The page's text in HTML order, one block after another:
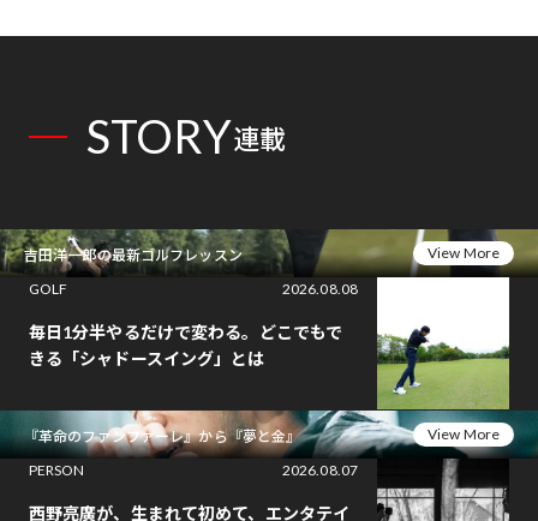
STORY連載
吉田洋一郎の最新ゴルフレッスン
View More
GOLF
2026.08.08
毎日1分半やるだけで変わる。どこでもで
きる「シャドースイング」とは
『革命のファンファーレ』から『夢と金』
View More
PERSON
2026.08.07
西野亮廣が、生まれて初めて、エンタテイ